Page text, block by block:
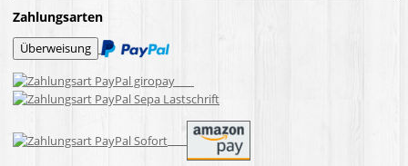
Zahlungsarten